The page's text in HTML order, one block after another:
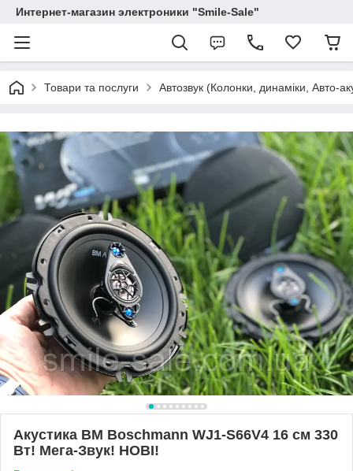
Интернет-магазин электроники "Smile-Sale"
Товари та послуги Автозвук (Колонки, динаміки, Авто-
Акустика BM Boschmann WJ1-S66V4 16 см 330
Вт! Мега-Звук! НОВІ!